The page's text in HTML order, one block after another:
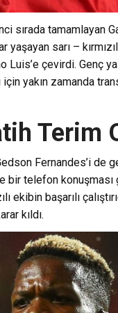
tamamlayan
sarı –
Luis’e çevirdi. Genç
yakın zamanda
Terim
Fernandes’i
bir telefon
ekibin başarılı
kıldı.